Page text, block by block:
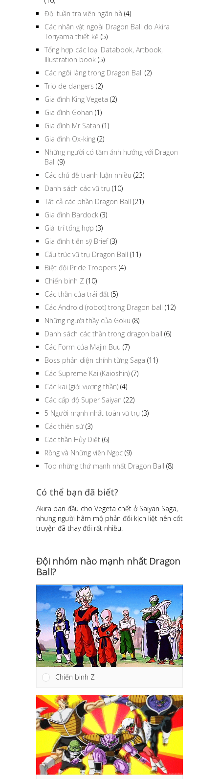
Đội tuần tra viên ngân hà (4)
Các nhân vật ngoài Dragon Ball do Akira
Toriyama thiết kế (5)
Tổng hợp các loại Databook, Artbook,
Illustration book (5)
Các ngôi làng trong Dragon Ball (2)
Trio de dangers (2)
Gia đình King Vegeta (2)
Gia đình Gohan (1)
Gia đình Mr Satan (1)
Gia đình Ox-king (2)
Những người có tầm ảnh hưởng với Dragon
Ball (9)
Các chủ đề tranh luận nhiều (23)
Danh sách các vũ trụ (10)
Tất cả các phần Dragon Ball (21)
Gia đình Bardock (3)
Giải trí tổng hợp (3)
Gia đình tiến sỹ Brief(3)
Cấu trúc vũ trụ Dragon Ball (11)
Biệt đội Pride Troopers (4)
Chiến binh Z (10)
Các thần của trái đất (5)
Các Android (robot) trong Dragon ball (12)
Những người thầy của Goku (8)
Danh sách các thần trong dragon ball (6)
Các Form của Majin Buu (7)
Boss phản diện chính từng Saga (11)
Các Supreme Kai (Kaioshin) (7)
Các kai (giới vương thần) (4)
Các cấp độ Super Saiyan (22)
5 Người mạnh nhất toàn vũ trụ (3)
Các thiên sứ (3)
Các thần Hủy Diệt (6)
Rồng và Những viên Ngọc (9)
Top những thứ mạnh nhất Dragon Ball (8)
Có thể bạn đã biết?
Akira ban đầu cho Vegeta chết ở Saiyan Saga,
nhưng người hâm mộ phản đối kịch liệt nên cốt
truyện đã thay đổi rất nhiều.
Đội nhóm nào mạnh nhất Dragon
Ball?
Chiến binh Z